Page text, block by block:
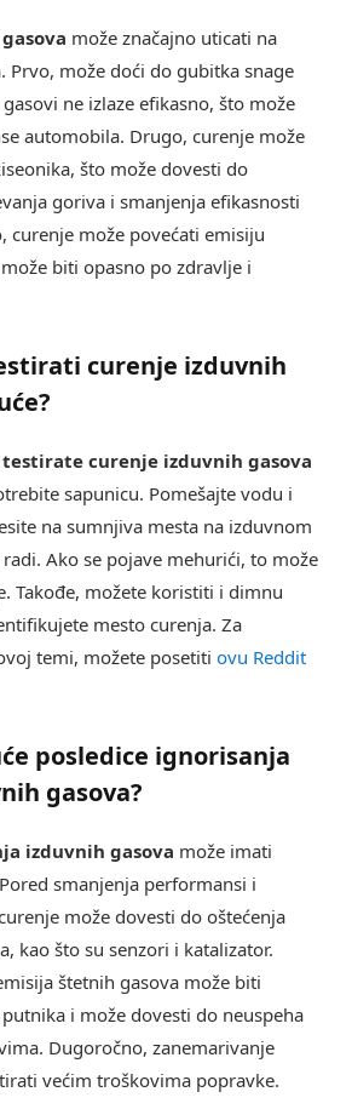
može značajno uticati na
Prvo, može doći do gubitka snage
ne izlaze efikasno, što može
automobila. Drugo, curenje može
što može dovesti do
goriva i smanjenja efikasnosti
curenje može povećati emisiju
biti opasno po zdravlje i
curenje izduvnih
testirate curenje izduvnih gasova
sapunicu. Pomešajte vodu i
na sumnjiva mesta na izduvnom
Ako se pojave mehurići, to može
Takođe, možete koristiti i dimnu
mesto curenja. Za
temi, možete posetiti ovu Reddit
posledice ignorisanja
gasova?
izduvnih gasova može imati
smanjenja performansi i
može dovesti do oštećenja
kao što su senzori i katalizator.
štetnih gasova može biti
i može dovesti do neuspeha
Dugoročno, zanemarivanje
većim troškovima popravke.